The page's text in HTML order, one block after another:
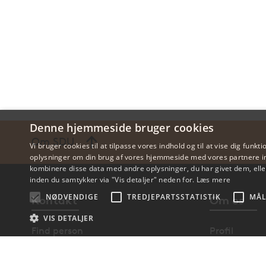
Om SDU
Kontakt
Find person
Om os
Profil
Denne hjemmeside bruger cookies
Vi bruger cookies til at tilpasse vores indhold og til at vise dig
oplysninger om din brug af vores hjemmeside med vores
kombinere disse data med andre oplysninger, du har givet dem,
inden du samtykker via "Vis detaljer" neden for. Læs mere
NØDVENDIGE
TREDJEPARTSSTATISTIK
VIS DETALJER